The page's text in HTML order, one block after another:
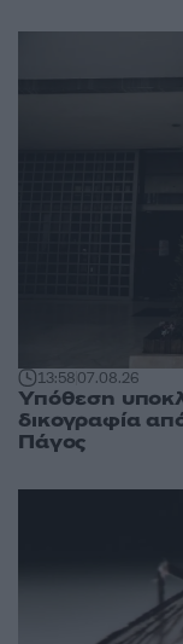
13:5807.08.26
Υπόθεση
δικογραφία
Πάγος